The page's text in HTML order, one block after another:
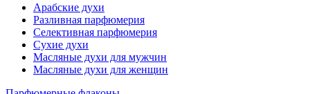
Арабские духи
Разливная парфюмерия
Селективная парфюмерия
Сухие духи
Масляные духи для мужчин
Масляные духи для женщин